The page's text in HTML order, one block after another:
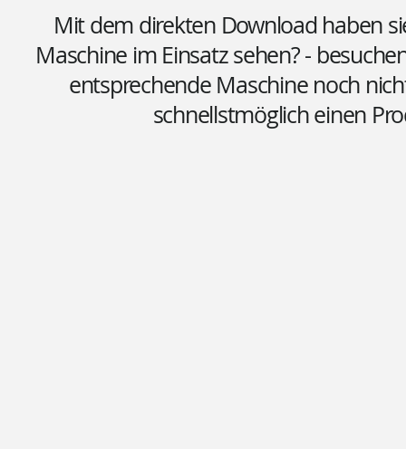
Mit dem direkten Download haben
Maschine im Einsatz sehen? -
entsprechende Maschine noch
schnellstmöglich einen